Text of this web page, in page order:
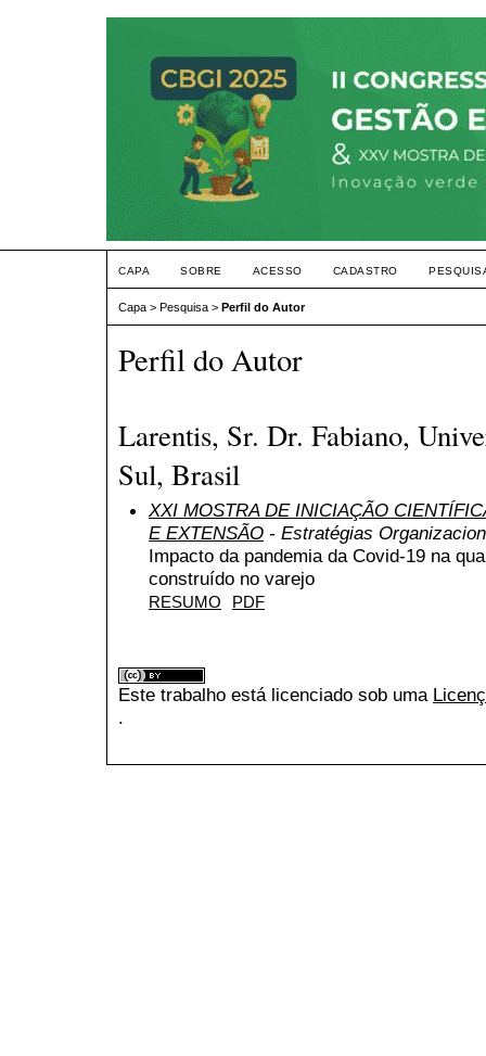
CAPA SOBRE ACESSO CADASTRO
Capa > Pesquisa > Perfil do Autor
Perfil do Autor
Larentis, Sr. Dr. Fabiano,
Sul, Brasil
XXI MOSTRA DE INICIAÇÃO
E EXTENSÃO - Estratégias
Impacto da pandemia da Covid-19 na
construído no varejo
RESUMO PDF
Este trabalho está licenciado sob uma
.